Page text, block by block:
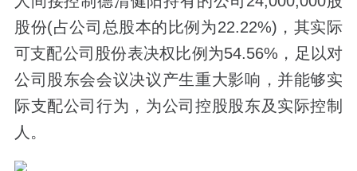
股份(占公司总股本的比例为22.22%)，其实际
可支配公司股份表决权比例为54.56%，足以对
公司股东会会议决议产生重大影响，并能够实
际支配公司行为，为公司控股股东及实际控制
人。